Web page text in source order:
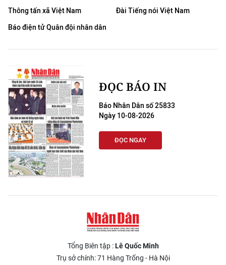
Thông tấn xã Việt Nam
Đài Tiếng nói Việt Nam
Báo điện tử Quân đội nhân dân
ĐỌC BÁO IN
Báo Nhân Dân số 25833
Ngày 10-08-2026
ĐỌC NGAY
Tổng Biên tập :Lê Quốc Minh
Trụ sở chính: 71 Hàng Trống - Hà Nội